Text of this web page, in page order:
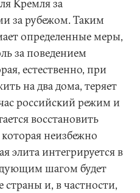
Кремля за
за рубежом. Таким
определенные меры,
за поведением
естественно, при
на два дома, теряет
российский режим и
восстановить
неизбежно
элита интегрируется в
шагом будет
страны и, в частности,